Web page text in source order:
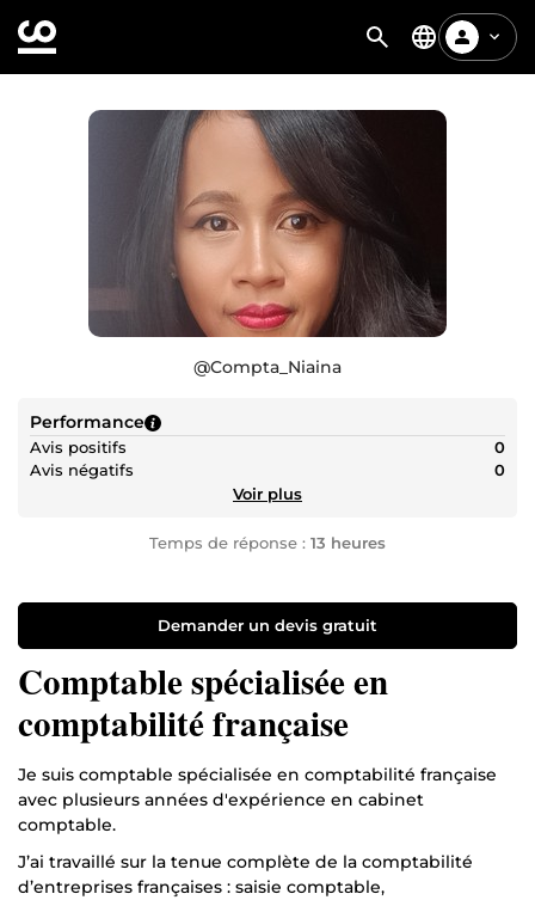
@Compta_Niaina
Performance
Avis positifs
0
Avis négatifs
0
Voir plus
Temps de réponse : 13 heures
Demander un devis gratuit
Comptable spécialisée en
comptabilité française
Je suis comptable spécialisée en comptabilité française
avec plusieurs années d'expérience en cabinet
comptable.
J’ai travaillé sur la tenue complète de la comptabilité
d’entreprises françaises : saisie comptable,